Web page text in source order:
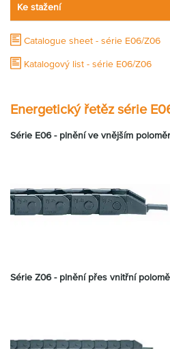
Ke stažení
Catalogue sheet - série E06/Z06
Katalogový list - série E06/Z06
Energetický řetěz série
Série E06 - plnění ve vnějším
Série Z06 - plnění přes vnitřní